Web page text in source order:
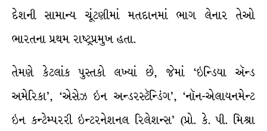
દેશની સામાન્ય ચૂંટણીમાં મતદાનમાં ભાગ લેનાર તેઓ
ભારતના પ્રથમ રાષ્ટ્રપ્રમુખ હતા.
તેમણે કેટલાંક પુસ્તકો લખ્યાં છે, જેમાં ‘ઇન્ડિયા ઍન્ડ
અમેરિકા’, ‘એસેઝ ઇન અન્ડરસ્ટૅન્ડિંગ’, ‘નૉન-એલાયનમેન્ટ
ઇન કન્ટેમ્પરરી ઇન્ટરનેશનલ રિલેશન્સ’ (પ્રો. કે. પી. મિશ્રા